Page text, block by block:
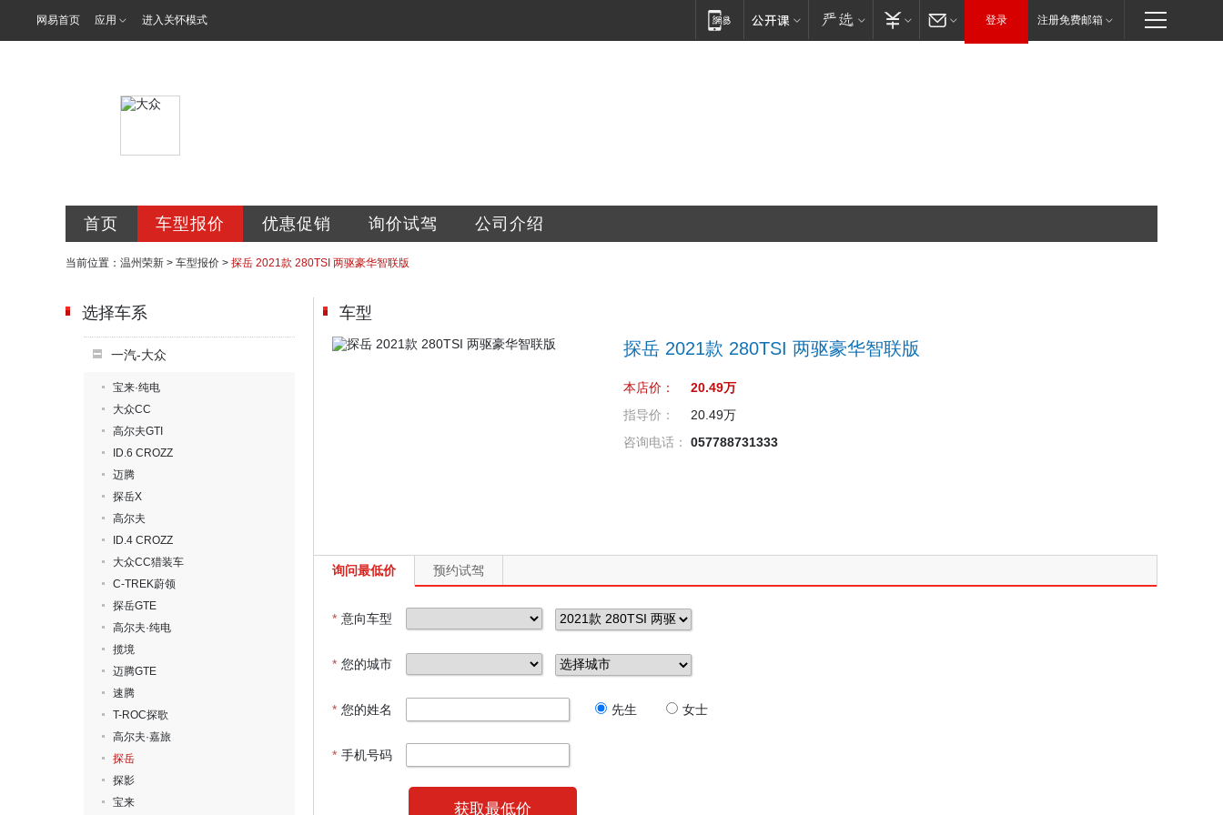
网易首页 应用 进入关怀模式 登录 注册免费邮箱
首页 车型报价 优惠促销 询价试驾 公司介绍
当前位置： 温州荣新 > 车型报价 > 探岳 2021款 280TSI 两驱豪华智联版
选择车系
一汽-大众
宝来·纯电
大众CC
高尔夫GTI
ID.6 CROZZ
迈腾
探岳X
高尔夫
ID.4 CROZZ
大众CC猎装车
C-TREK蔚领
探岳GTE
高尔夫·纯电
揽境
迈腾GTE
速腾
T-ROC探歌
高尔夫·嘉旅
探岳
探影
宝来
车型
探岳 2021款 280TSI 两驱豪华智联版
本店价：
20.49万
指导价：
20.49万
咨询电话：
057788731333
询问最低价 预约试驾
* 意向车型
* 您的城市
* 您的姓名 先生 女士
* 手机号码
获取最低价